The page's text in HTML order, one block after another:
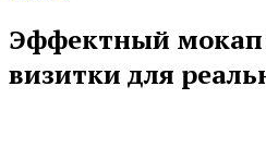
Эффектный
визитки для